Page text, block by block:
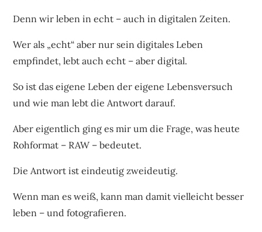
Denn wir leben in echt – auch in digitalen Zeiten.
Wer als „echt“ aber nur sein digitales Leben
empfindet, lebt auch echt – aber digital.
So ist das eigene Leben der eigene Lebensversuch
und wie man lebt die Antwort darauf.
Aber eigentlich ging es mir um die Frage, was heute
Rohformat – RAW – bedeutet.
Die Antwort ist eindeutig zweideutig.
Wenn man es weiß, kann man damit vielleicht besser
leben – und fotografieren.